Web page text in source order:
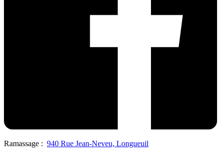
Ramassage : 940 Rue Jean-Neveu, Longueuil